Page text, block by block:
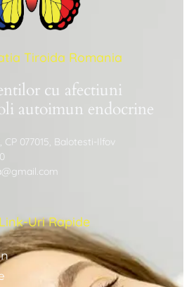
Tiroida Romania
cu afectiuni
autoimun endocrine
CP 077015, Balotesti-Ilfov
Link-Uri Rapide